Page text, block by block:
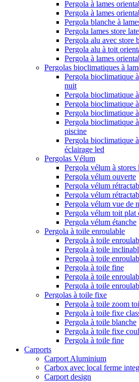
Pergola à lames
Pergola à lames
Pergola blanche à
Pergola lames store
Pergola alu avec store
Pergola alu à toit
Pergola à lames
Pergolas bioclimatiques à
Pergola bioclimatique
nuit
Pergola bioclimatique
Pergola bioclimatique
Pergola bioclimatique
Pergola bioclimatique
piscine
Pergola bioclimatique
éclairage led
Pergolas Vélum
Pergola vélum à stores
Pergola vélum ouverte
Pergola vélum
Pergola vélum
Pergola vélum vue de
Pergola vélum toit plat
Pergola vélum étanche
Pergola à toile enroulable
Pergola à toile
Pergola à toile
Pergola à toile
Pergola à toile fine
Pergola à toile
Pergola à toile
Pergolas à toile fixe
Pergola à toile zoom
Pergola à toile fixe
Pergola à toile blanche
Pergola à toile fixe
Pergola à toile fine
Carports
Carport Aluminium
Carbox avec local ferme
Carport design